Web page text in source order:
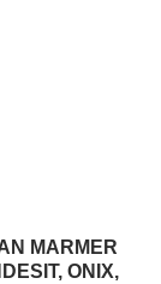
MARMER
ONIX,